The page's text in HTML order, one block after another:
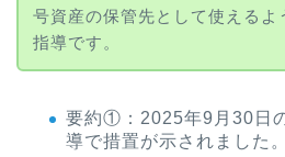
号資産の保管先として使えるよ
指導です。
要約①：2025年9月30日
導で措置が示されました。